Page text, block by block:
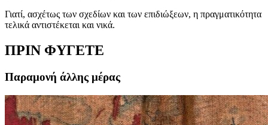
Γιατί, ασχέτως των σχεδίων και των επιδιώξεων, η πραγματικότητα
τελικά αντιστέκεται και νικά.
ΠΡΙΝ ΦΥΓΕΤΕ
Παραμονή άλλης μέρας